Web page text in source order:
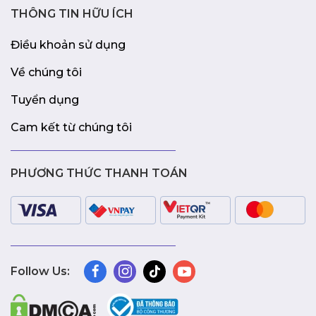
THÔNG TIN HỮU ÍCH
Điều khoản sử dụng
Về chúng tôi
Tuyển dụng
Cam kết từ chúng tôi
PHƯƠNG THỨC THANH TOÁN
Follow Us: